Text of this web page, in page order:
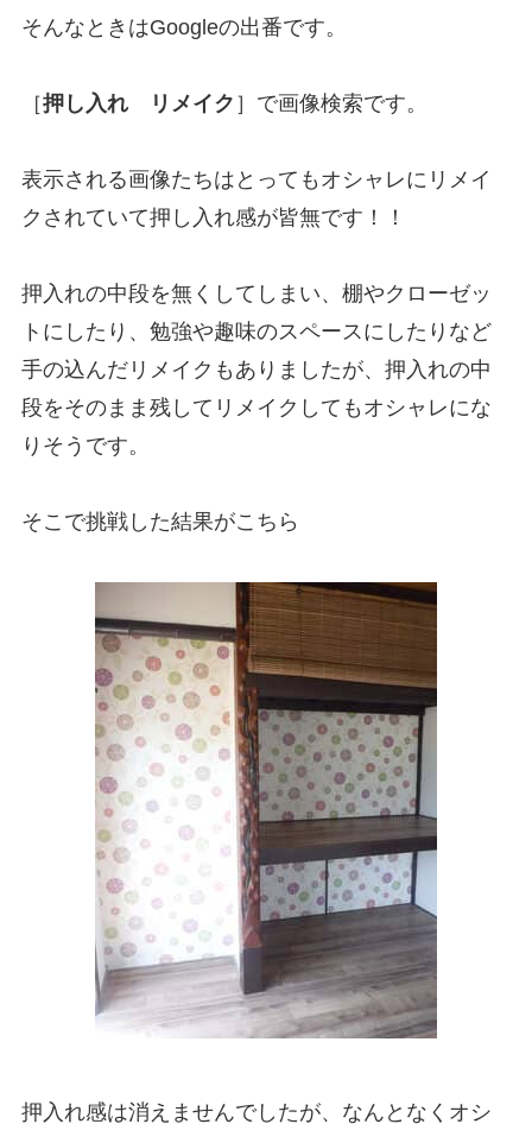
そんなときはGoogleの出番です。
［押し入れ リメイク ］で画像検索です。
表示される画像たちはとってもオシャレにリメイ
クされていて押し入れ感が皆無です！！
押入れの中段を無くしてしまい、棚やクローゼッ
トにしたり、勉強や趣味のスペースにしたりなど
手の込んだリメイクもありましたが、押入れの中
段をそのまま残してリメイクしてもオシャレにな
りそうです。
そこで挑戦した結果がこちら
押入れ感は消えませんでしたが、なんとなくオシ